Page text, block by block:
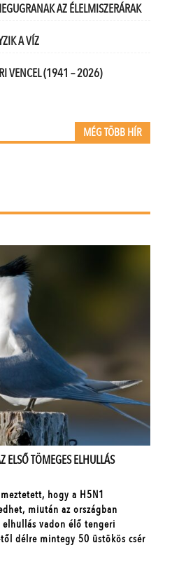
AZ ÉLELMISZERÁRAK
A VÍZ
VENCEL (1941 – 2026)
MÉG TÖBB HÍR